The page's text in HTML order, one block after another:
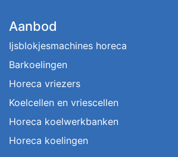
Aanbod
Ijsblokjesmachines horeca
Barkoelingen
Horeca vriezers
Koelcellen en vriescellen
Horeca koelwerkbanken
Horeca koelingen